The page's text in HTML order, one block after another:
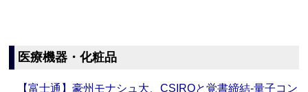
医療機器・化粧品
【富士通】豪州モナシュ大、CSIROと覚書締結‐量子コン